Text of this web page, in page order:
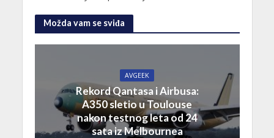
Možda vam se sviđa
AVGEEK
Rekord Qantasa i Airbusa:
A350 sletio u Toulouse
nakon testnog leta od 24
sata iz Melbournea